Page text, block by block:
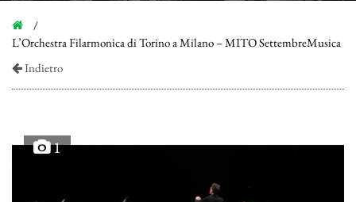
L’Orchestra Filarmonica di Torino a Milano – MITO SettembreMusica
Indietro
1